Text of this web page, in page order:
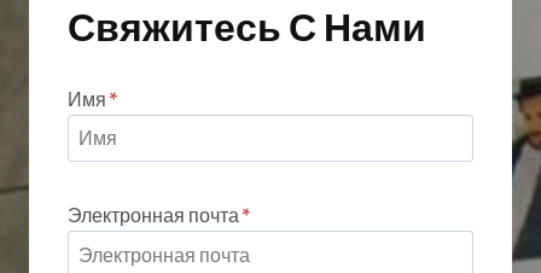
Свяжитесь С Нами
Имя *
Электронная почта*